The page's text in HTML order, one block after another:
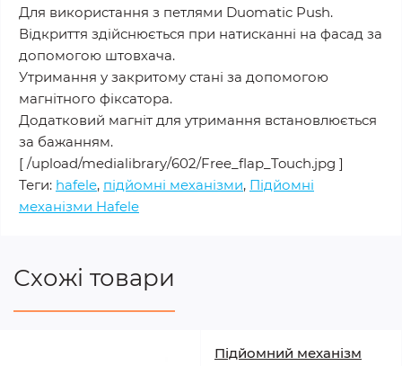
Для використання з петлями Duomatic Push.
Відкриття здійснюється при натисканні на фасад за
допомогою штовхача.
Утримання у закритому стані за допомогою
магнітного фіксатора.
Додатковий магніт для утримання встановлюється
за бажанням.
[ /upload/medialibrary/602/Free_flap_Touch.jpg ]
Теги: hafele, підйомні механізми, Підйомні
механізми Hafele
Схожі товари
Підйомний механізм